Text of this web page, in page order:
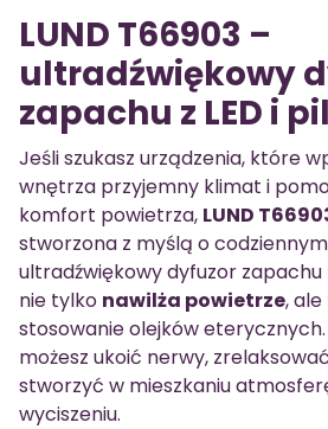
LUND T66903 –
ultradźwiękowy
zapachu z LED i
Jeśli szukasz urządzenia, które
wnętrza przyjemny klimat i
komfort powietrza, LUND
stworzona z myślą o
ultradźwiękowy dyfuzor zapachu
nie tylko nawilża powietrze,
stosowanie olejków
możesz ukoić nerwy,
stworzyć w mieszkaniu
wyciszeniu.